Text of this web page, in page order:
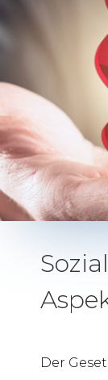
Der